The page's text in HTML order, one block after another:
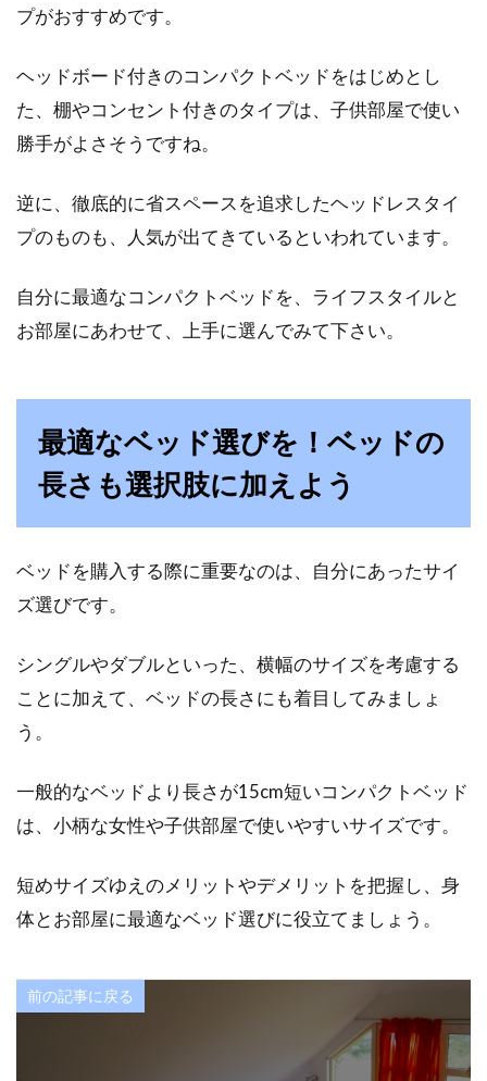
プがおすすめです。
ヘッドボード付きのコンパクトベッドをはじめとし
た、棚やコンセント付きのタイプは、子供部屋で使い
勝手がよさそうですね。
逆に、徹底的に省スペースを追求したヘッドレスタイ
プのものも、人気が出てきているといわれています。
自分に最適なコンパクトベッドを、ライフスタイルと
お部屋にあわせて、上手に選んでみて下さい。
最適なベッド選びを！ベッドの
長さも選択肢に加えよう
ベッドを購入する際に重要なのは、自分にあったサイ
ズ選びです。
シングルやダブルといった、横幅のサイズを考慮する
ことに加えて、ベッドの長さにも着目してみましょ
う。
一般的なベッドより長さが15cm短いコンパクトベッド
は、小柄な女性や子供部屋で使いやすいサイズです。
短めサイズゆえのメリットやデメリットを把握し、身
体とお部屋に最適なベッド選びに役立てましょう。
前の記事に戻る